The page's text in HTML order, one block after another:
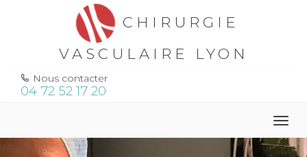
CHIRURGIE
VASCULAIRE LYON
Nous contacter
04 72 52 17 20